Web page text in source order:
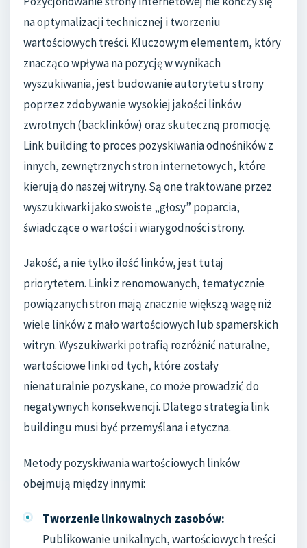
na optymalizacji technicznej i tworzeniu
wartościowych treści. Kluczowym elementem, który
znacząco wpływa na pozycję w wynikach
wyszukiwania, jest budowanie autorytetu strony
poprzez zdobywanie wysokiej jakości linków
zwrotnych (backlinków) oraz skuteczną promocję.
Link building to proces pozyskiwania odnośników z
innych, zewnętrznych stron internetowych, które
kierują do naszej witryny. Są one traktowane przez
wyszukiwarki jako swoiste „głosy” poparcia,
świadczące o wartości i wiarygodności strony.
Jakość, a nie tylko ilość linków, jest tutaj
priorytetem. Linki z renomowanych, tematycznie
powiązanych stron mają znacznie większą wagę niż
wiele linków z mało wartościowych lub spamerskich
witryn. Wyszukiwarki potrafią rozróżnić naturalne,
wartościowe linki od tych, które zostały
nienaturalnie pozyskane, co może prowadzić do
negatywnych konsekwencji. Dlatego strategia link
buildingu musi być przemyślana i etyczna.
Metody pozyskiwania wartościowych linków
obejmują między innymi:
Tworzenie linkowalnych zasobów:
Publikowanie unikalnych, wartościowych treści